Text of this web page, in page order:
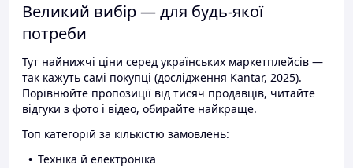
Великий вибір — для будь-якої
потреби
Тут найнижчі ціни серед українських маркетплейсів —
так кажуть самі покупці (дослідження Kantar, 2025).
Порівнюйте пропозиції від тисяч продавців, читайте
відгуки з фото і відео, обирайте найкраще.
Топ категорій за кількістю замовлень:
Техніка й електроніка